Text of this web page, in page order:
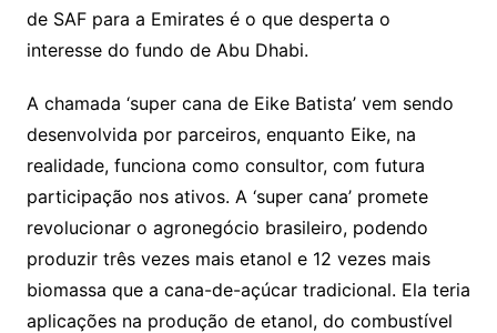
de SAF para a Emirates é o que desperta o
interesse do fundo de Abu Dhabi.
A chamada ‘super cana de Eike Batista’ vem sendo
desenvolvida por parceiros, enquanto Eike, na
realidade, funciona como consultor, com futura
participação nos ativos. A ‘super cana’ promete
revolucionar o agronegócio brasileiro, podendo
produzir três vezes mais etanol e 12 vezes mais
biomassa que a cana-de-açúcar tradicional. Ela teria
aplicações na produção de etanol, do combustível